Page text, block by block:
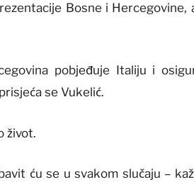
Bosne i Hercegovine,
pobjeđuje Italiju i
se Vukelić.
život.
ću se u svakom slučaju –